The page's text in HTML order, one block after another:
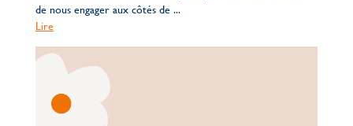
de nous engager aux côtés de ...
Lire